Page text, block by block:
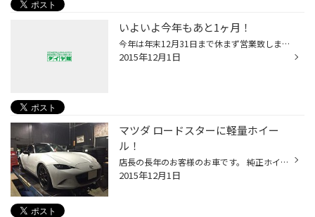
いよいよ今年もあと1ヶ月！
今年は年末12月31日まで休まず営業致します。 12月は当店の最大繁忙期となります。 ご来店の際にはお時間に余裕を持ってご来店下さいませ。 ご理解とご協力をお願いいたします。
2015年12月1日
マツダ ロードスターに軽量ホイー
ル！
店長の長年のお客様のお車です。 純正ホイールもかなり軽量に仕上がっている ND型ロードスター(NAの頃からの伝統ですが) 下手なホイールを選ぶと運動性能が落ちるかも？！ という事で、レイズの最新武闘派本気ホイールのZE40をチョイス！ タイヤはポテンザRE003の組み合わせ。 スポーツカーにはハイ...
2015年12月1日